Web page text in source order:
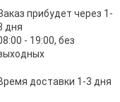
прибудет через 1-
дня
- 19:00, без
доставки 1-3 дня